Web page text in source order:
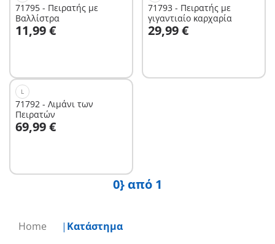
Home Κατάστημα
71795 - Πειρατής με
Βαλλίστρα
11,99 €
Στο καλάθι
71793 - Πειρατής με
γιγαντιαίο καρχαρία
29,99 €
Στο καλάθι
L
71792 - Λιμάνι των
Πειρατών
69,99 €
Στο καλάθι
0} από 1